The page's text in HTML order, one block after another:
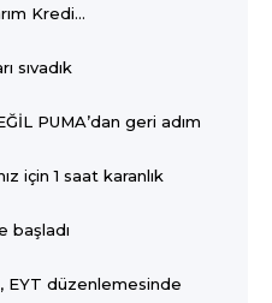
Kredi…
sıvadık
PUMA’dan geri adım
için 1 saat karanlık
başladı
EYT düzenlemesinde